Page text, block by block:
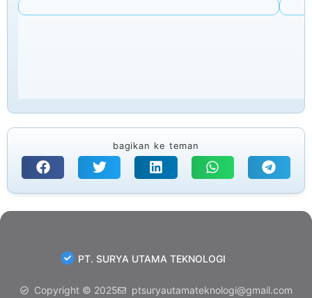
bagikan ke teman
PT. SURYA UTAMA TEKNOLOGI
Copyright © 2025
ptsuryautamateknologi@gmail.com